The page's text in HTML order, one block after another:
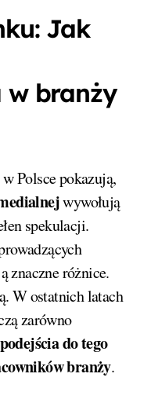
Jak
w branży
Polsce pokazują,
wywołują
spekulacji.
znaczne różnice.
W ostatnich latach
zarówno
podejścia do tego
branży.